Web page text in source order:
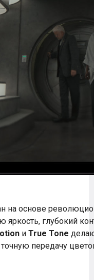
на основе
глубокий
и True Tone
точную передачу